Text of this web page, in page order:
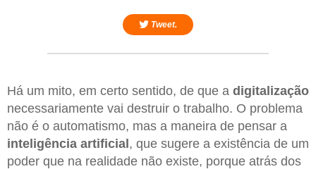
Tweet.
Há um mito, em certo sentido, de que a digitalização
necessariamente vai destruir o trabalho. O problema
não é o automatismo, mas a maneira de pensar a
inteligência artificial, que sugere a existência de um
poder que na realidade não existe, porque atrás dos